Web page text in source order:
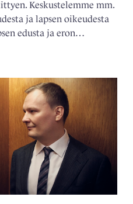
Keskustelemme mm.
ja lapsen oikeudesta
edusta ja eron…